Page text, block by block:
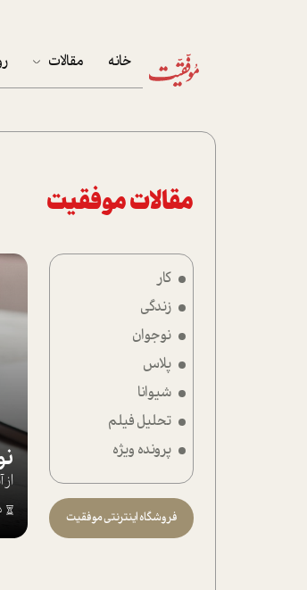
خانه مقالات
پرونده ویژه
داستان
مقالات موفقیت
کار
زندگی
نوجوان
پلاس
شیوانا
تحلیل فیلم
پرونده ویژه
فروشگاه اینترنتی موفقیت 5